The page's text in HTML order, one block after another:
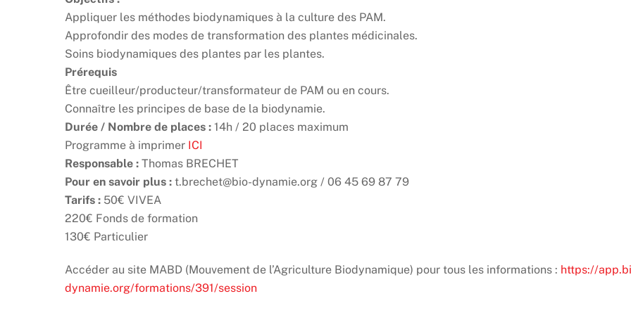
Appliquer les méthodes biodynamiques à la culture des PAM.
Approfondir des modes de transformation des plantes médicinales.
Soins biodynamiques des plantes par les plantes.
Prérequis
Être cueilleur/producteur/transformateur de PAM ou en cours.
Connaître les principes de base de la biodynamie.
Durée / Nombre de places : 14h / 20 places maximum
Programme à imprimer ICI
Responsable : Thomas BRECHET
Pour en savoir plus : t.brechet@bio-dynamie.org / 06 45 69 87 79
Tarifs : 50€ VIVEA
220€ Fonds de formation
130€ Particulier
Accéder au site MABD (Mouvement de l’Agriculture Biodynamique) pour tous les informations : https://
dynamie.org/formations/391/session